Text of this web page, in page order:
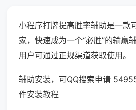
小程序打牌提高胜率辅助是一款
家，快速成为一个“必胜”的输赢
用户可通过正规渠道获取使用。
辅助安装，可QQ搜索申请
件安装教程